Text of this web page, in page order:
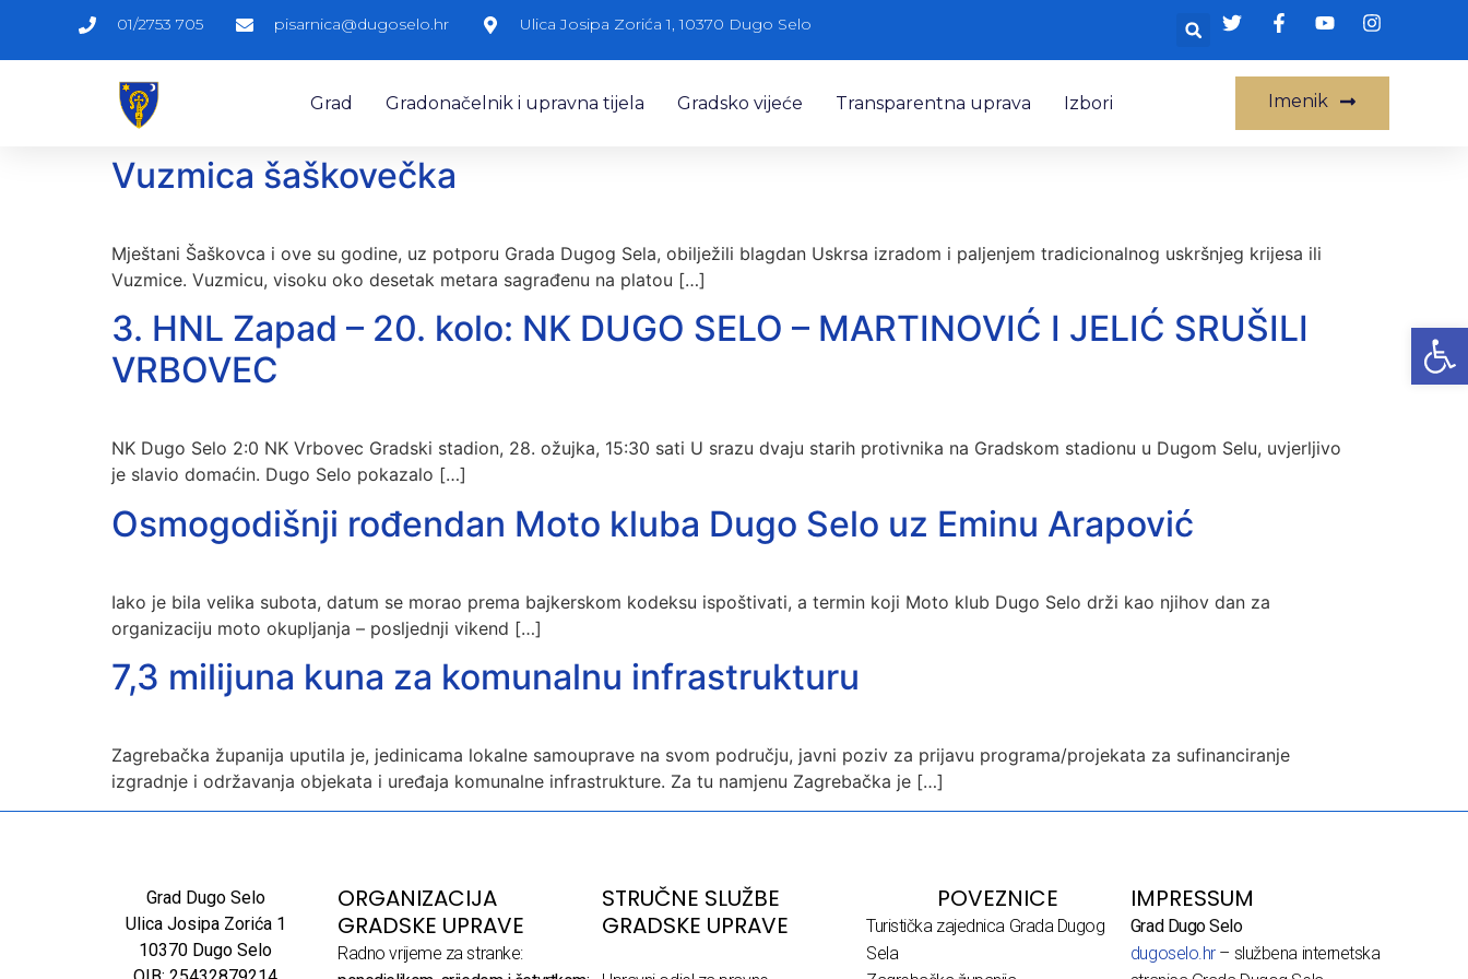
01/2753 705 pisarnica@dugoselo.hr Ulica Josipa Zorića 1, 10370 Dugo Selo
Grad Gradonačelnik i upravna tijela Gradsko vijeće Transparentna uprava Izbori Imenik
Vuzmica šaškovečka
Mještani Šaškovca i ove su godine, uz potporu Grada Dugog Sela, obilježili blagdan Uskrsa izradom i paljenjem tradicionalnog uskršnjeg krijesa ili
Vuzmice. Vuzmicu, visoku oko desetak metara sagrađenu na platou […]
3. HNL Zapad – 20. kolo: NK DUGO SELO – MARTINOVIĆ I JELIĆ SRUŠILI
VRBOVEC
NK Dugo Selo 2:0 NK Vrbovec Gradski stadion, 28. ožujka, 15:30 sati U srazu dvaju starih protivnika na Gradskom stadionu u Dugom Selu, uvjerljivo
je slavio domaćin. Dugo Selo pokazalo […]
Osmogodišnji rođendan Moto kluba Dugo Selo uz Eminu Arapović
Iako je bila velika subota, datum se morao prema bajkerskom kodeksu ispoštivati, a termin koji Moto klub Dugo Selo drži kao njihov dan za
organizaciju moto okupljanja – posljednji vikend […]
7,3 milijuna kuna za komunalnu infrastrukturu
Zagrebačka županija uputila je, jedinicama lokalne samouprave na svom području, javni poziv za prijavu programa/projekata za sufinanciranje
izgradnje i održavanja objekata i uređaja komunalne infrastrukture. Za tu namjenu Zagrebačka je […]
Grad Dugo Selo
Ulica Josipa Zorića 1
10370 Dugo Selo
ORGANIZACIJA
GRADSKE UPRAVE
Radno vrijeme za stranke:
STRUČNE SLUŽBE
GRADSKE UPRAVE
POVEZNICE
Turistička zajednica Grada Dugog
Sela
IMPRESSUM
Grad Dugo Selo
dugoselo.hr– službena internetska